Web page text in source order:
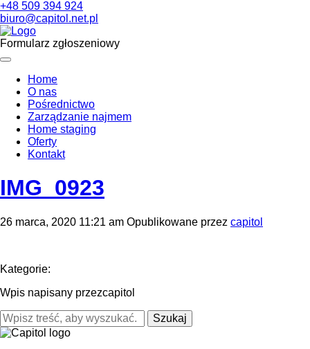
+48 509 394 924
biuro@capitol.net.pl
Formularz zgłoszeniowy
Home
O nas
Pośrednictwo
Zarządzanie najmem
Home staging
Oferty
Kontakt
IMG_0923
26 marca, 2020 11:21 am Opublikowane przez capitol
Kategorie:
Wpis napisany przezcapitol
Szukaj